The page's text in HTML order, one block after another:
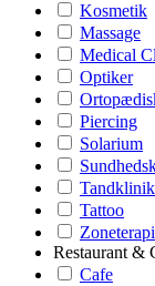
Kosmetik
Massage
Medical
Optiker
Piercing
Solarium
Tattoo
Zoneterapi
Restaurant &
Cafe